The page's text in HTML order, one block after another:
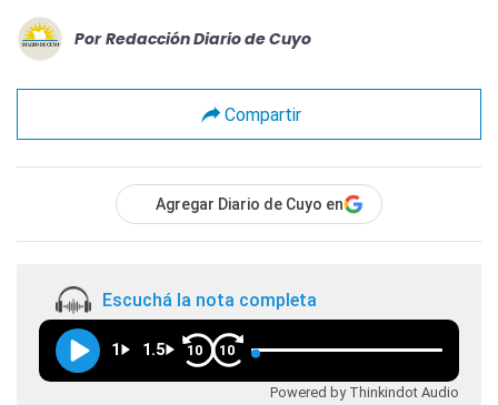
Por Redacción Diario de Cuyo
Compartir
Agregar Diario de Cuyo en
Escuchá la nota completa
1 1.5 10 10
Powered by Thinkindot Audio